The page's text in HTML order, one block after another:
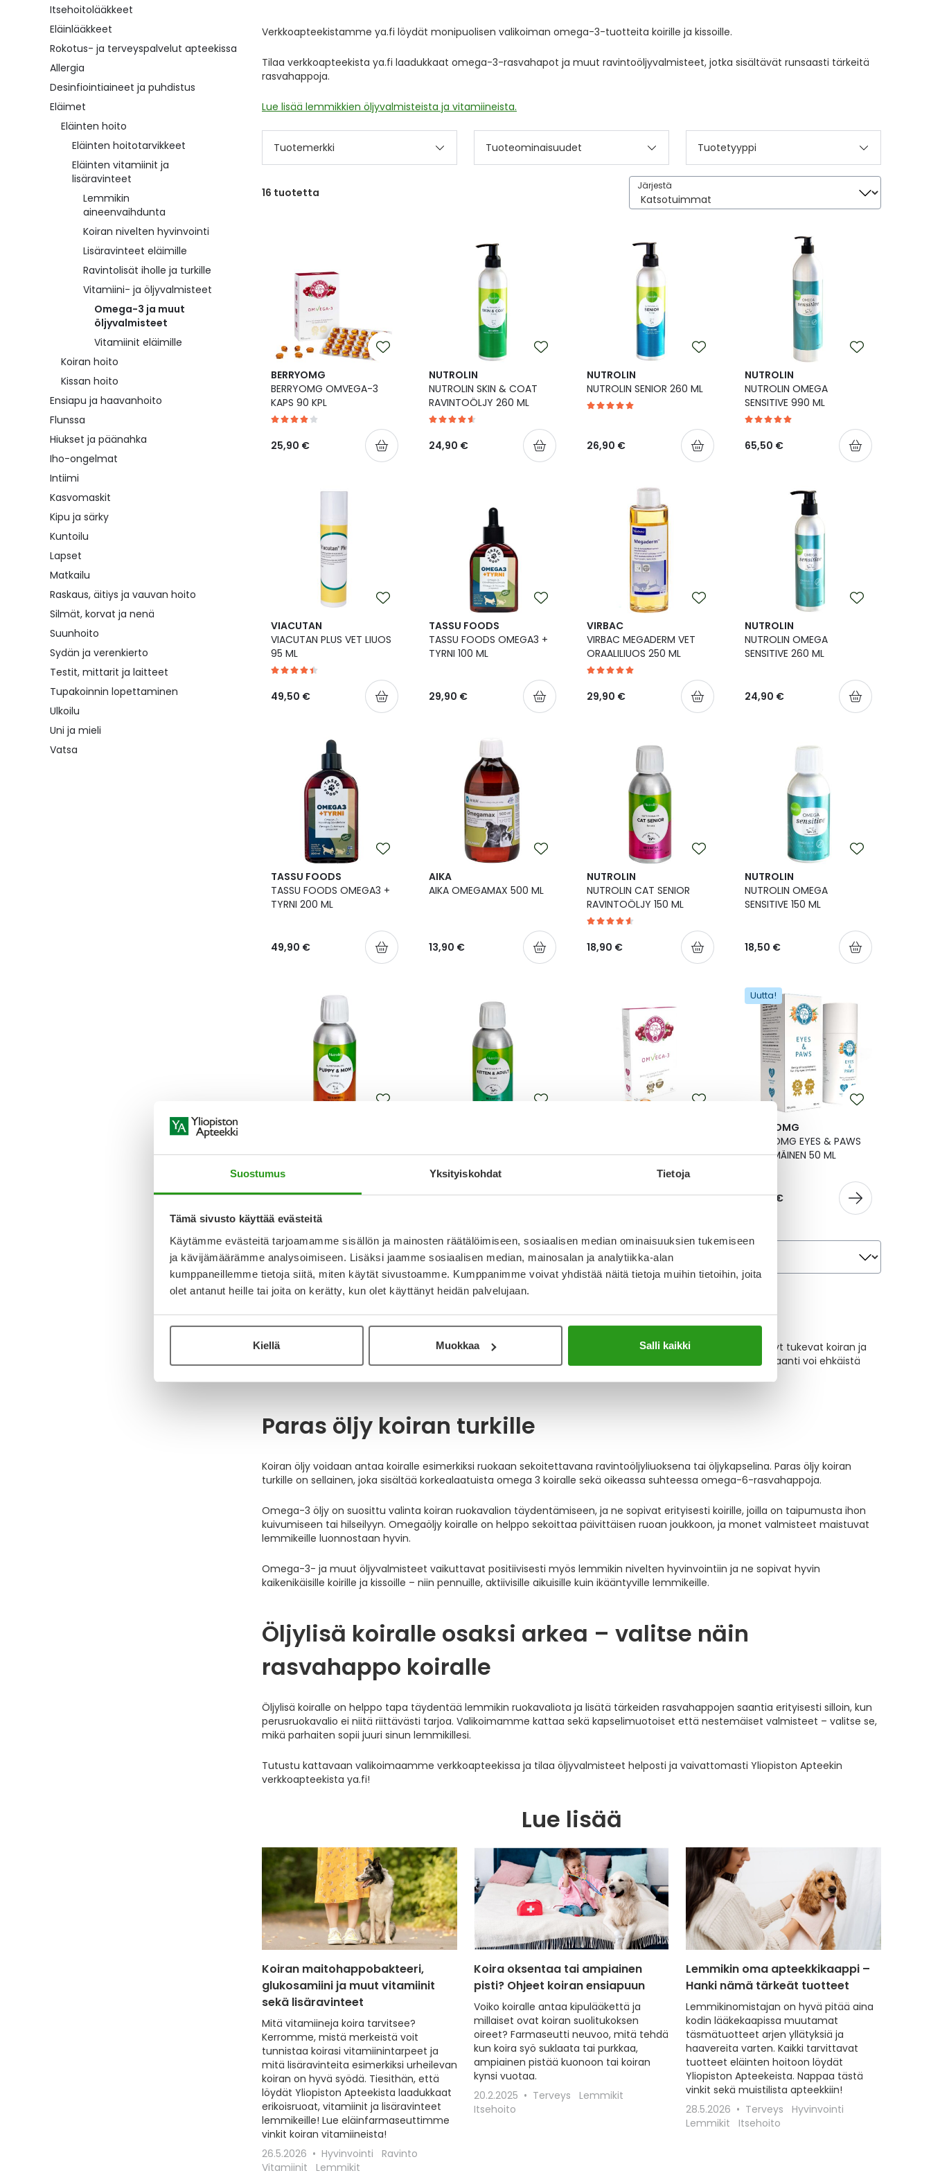
Suostumus Yksityiskohdat Tietoja
Tämä sivusto käyttää evästeitä
Käytämme evästeitä tarjoamamme sisällön ja mainosten räätälöimiseen, sosiaalisen median ominaisuuksien tukemiseen
ja kävijämäärämme analysoimiseen. Lisäksi jaamme sosiaalisen median, mainosalan ja analytiikka-alan
kumppaneillemme tietoja siitä, miten käytät sivustoamme. Kumppanimme voivat yhdistää näitä tietoja muihin tietoihin, joita
olet antanut heille tai joita on kerätty, kun olet käyttänyt heidän palvelujaan.
Kiellä Muokkaa Salli kaikki
Itsehoitolääkkeet
Eläinlääkkeet
Rokotus- ja terveyspalvelut apteekissa
Allergia
Desinfiointiaineet ja puhdistus
Eläimet
Eläinten hoito
Eläinten hoitotarvikkeet
Eläinten vitamiinit ja
lisäravinteet
Lemmikin
aineenvaihdunta
Koiran nivelten hyvinvointi
Lisäravinteet eläimille
Ravintolisät iholle ja turkille
Vitamiini- ja öljyvalmisteet
Omega-3 ja muut
öljyvalmisteet
Vitamiinit eläimille
Koiran hoito
Kissan hoito
Ensiapu ja haavanhoito
Flunssa
Hiukset ja päänahka
Iho-ongelmat
Intiimi
Kasvomaskit
Kipu ja särky
Kuntoilu
Lapset
Matkailu
Raskaus, äitiys ja vauvan hoito
Silmät, korvat ja nenä
Suunhoito
Sydän ja verenkierto
Testit, mittarit ja laitteet
Tupakoinnin lopettaminen
Ulkoilu
Uni ja mieli
Vatsa
Verkkoapteekistamme ya.fi löydät monipuolisen valikoiman omega-3-tuotteita koirille ja kissoille.
Tilaa verkkoapteekista ya.fi laadukkaat omega-3-rasvahapot ja muut ravintoöljyvalmisteet, jotka sisältävät runsaasti tärkeitä
rasvahappoja.
Lue lisää lemmikkien öljyvalmisteista ja vitamiineista.
Tuotemerkki Tuoteominaisuudet Tuotetyyppi
16 tuotetta
Järjestä
Järjestä
BERRYOMG
BERRYOMG OMVEGA-3
KAPS 90 KPL
25,90 €
NUTROLIN
NUTROLIN SKIN & COAT
RAVINTOÖLJY 260 ML
24,90 €
NUTROLIN
NUTROLIN SENIOR 260 ML
26,90 €
NUTROLIN
NUTROLIN OMEGA
SENSITIVE 990 ML
65,50 €
VIACUTAN
VIACUTAN PLUS VET LIUOS
95 ML
49,50 €
TASSU FOODS
TASSU FOODS OMEGA3 +
TYRNI 100 ML
29,90 €
VIRBAC
VIRBAC MEGADERM VET
ORAALILIUOS 250 ML
29,90 €
NUTROLIN
NUTROLIN OMEGA
SENSITIVE 260 ML
24,90 €
TASSU FOODS
TASSU FOODS OMEGA3 +
TYRNI 200 ML
49,90 €
AIKA
AIKA OMEGAMAX 500 ML
13,90 €
NUTROLIN
NUTROLIN CAT SENIOR
RAVINTOÖLJY 150 ML
18,90 €
NUTROLIN
NUTROLIN OMEGA
SENSITIVE 150 ML
18,50 €
RAVINTOÖLJY 150 ML
18,90 €
150 ML
17,50 €
KAPS 30 KPL
12,90 €
Uutta!
BERRYOMG
BERRYOMG EYES & PAWS
NESTEMÄINEN 50 ML
39,90 €
16tuotetta
Järjestä
Lemmikkien öljyvalmisteet koirille ja kissoille
Lemmikin turkin ja ihon hyvinvointi lähtee sisältäpäin. Laadukkaat omega-3-rasvahapot ja muut ravintoöljyt tukevat koiran ja
kissan kokonaisvaltaista terveyttä – erityisesti ihon, turkin ja nivelten hyvinvointia. Riittävä rasvahappojen saanti voi ehkäistä
Paras öljy koiran turkille
Koiran öljy voidaan antaa koiralle esimerkiksi ruokaan sekoitettavana ravintoöljyliuoksena tai öljykapselina. Paras öljy koiran
turkille on sellainen, joka sisältää korkealaatuista omega 3 koiralle sekä oikeassa suhteessa omega-6-rasvahappoja.
Omega-3 öljy on suosittu valinta koiran ruokavalion täydentämiseen, ja ne sopivat erityisesti koirille, joilla on taipumusta ihon
kuivumiseen tai hilseilyyn. Omegaöljy koiralle on helppo sekoittaa päivittäisen ruoan joukkoon, ja monet valmisteet maistuvat
lemmikeille luonnostaan hyvin.
Omega-3- ja muut öljyvalmisteet vaikuttavat positiivisesti myös lemmikin nivelten hyvinvointiin ja ne sopivat hyvin
kaikenikäisille koirille ja kissoille – niin pennuille, aktiivisille aikuisille kuin ikääntyville lemmikeille.
Öljylisä koiralle osaksi arkea – valitse näin
rasvahappo koiralle
Öljylisä koiralle on helppo tapa täydentää lemmikin ruokavaliota ja lisätä tärkeiden rasvahappojen saantia erityisesti silloin, kun
perusruokavalio ei niitä riittävästi tarjoa. Valikoimamme kattaa sekä kapselimuotoiset että nestemäiset valmisteet – valitse se,
mikä parhaiten sopii juuri sinun lemmikillesi.
Tutustu kattavaan valikoimaamme verkkoapteekissa ja tilaa öljyvalmisteet helposti ja vaivattomasti Yliopiston Apteekin
verkkoapteekista ya.fi!
Lue lisää
Koiran maitohappobakteeri,
glukosamiini ja muut vitamiinit
sekä lisäravinteet
Mitä vitamiineja koira tarvitsee?
Kerromme, mistä merkeistä voit
tunnistaa koirasi vitamiinintarpeet ja
mitä lisäravinteita esimerkiksi urheilevan
koiran on hyvä syödä. Tiesithän, että
löydät Yliopiston Apteekista laadukkaat
erikoisruoat, vitamiinit ja lisäravinteet
lemmikeille! Lue eläinfarmaseuttimme
vinkit koiran vitamiineista!
26.5.2026
Hyvinvointi
Ravinto
Vitamiinit
Lemmikit
Koira oksentaa tai ampiainen
pisti? Ohjeet koiran ensiapuun
Voiko koiralle antaa kipulääkettä ja
millaiset ovat koiran suolitukoksen
oireet? Farmaseutti neuvoo, mitä tehdä
kun koira syö suklaata tai purkkaa,
ampiainen pistää kuonoon tai koiran
kynsi vuotaa.
20.2.2025
Terveys
Lemmikit
Itsehoito
Lemmikin oma apteekkikaappi –
Hanki nämä tärkeät tuotteet
Lemmikinomistajan on hyvä pitää aina
kodin lääkekaapissa muutamat
täsmätuotteet arjen yllätyksiä ja
haavereita varten. Kaikki tarvittavat
tuotteet eläinten hoitoon löydät
Yliopiston Apteekeista. Nappaa tästä
vinkit sekä muistilista apteekkiin!
28.5.2026
Terveys
Hyvinvointi
Lemmikit
Itsehoito